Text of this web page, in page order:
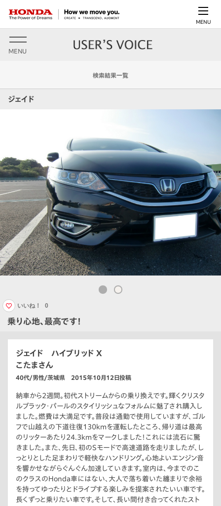
MENU
MENU
検索結果一覧
ジェイド
乗り心地、最高です！
いいね！ 0
ジェイド ハイブリッド X
こたまさん
40代/男性/茨城県 2015年10月12日投稿
納車から2週間。初代ストリームからの乗り換えです。輝くクリスタ
ルブラック・パールのスタイリッシュなフォルムに魅了され購入し
ました。燃費は大満足です。普段は通勤で使用していますが、ゴル
フで山越えの下道往復130kmを運転したところ、帰り道は最高
のリッターあたり24.3kmをマークしました！これには流石に驚
きました。また、先日、初のSモードで高速道路を走りましたが、し
っとりとした足まわりで軽快なハンドリング。心地よいエンジン音
を響かせながらぐんぐん加速していきます。室内は、今までのこ
のクラスのHonda車にはない、大人で落ち着いた纏まりで余裕
を持ってゆったりとドライブする楽しみを提案されたいい車です。
長くずっと乗りたい車です。そして、長い間付き合ってくれたスト